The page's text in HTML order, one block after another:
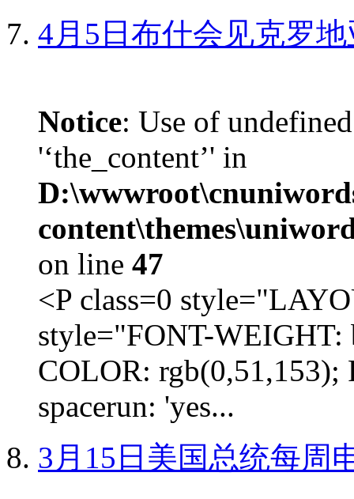
4月5日布什会见克罗
Notice: Use of
'‘the_content’' in
on line 47
<P class=0
style="FONT-
COLOR:
spacerun: 'yes...
3月15日美国总统每周